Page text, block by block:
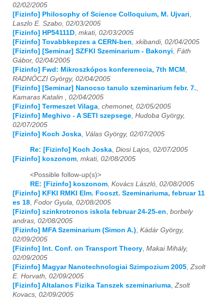
2011 01 02
2012 01 02 03 04 06 07 08 09
2013 01 02 03 04 05 06 07 08 09 10 11 12
2014 01 02 03 04 05 06 07 08 09 10 11 12
2015 01 02 03 04 05 06 07 08 09 10 11 12
2016 01 02 03 04 05 06 07 08 09 10 11 12
2017 01 02
01 02 03 04 05 06 07 08 09 10 11 12
01 02 03 04 05 06 07 08 09 10 11 12
2021 01 02 03 04 05 06 07
2022 01 02 03 05 06 07 09 10 11 12
2023 01 02 03 04 05 06 07 08 09 10 11 12
2024 01 02 03 04 05 06 07 08 09 10 11 12
2025 01 02 03 04 05 06 07 08 09 10 11 12
02/02/2005
[Fizinfo] Philosophy of Science Colloquium, M. Ujvari
Laszlo E. Szabo, 02/03/2005
[Fizinfo] HP54111D mkati, 02/03/2005
[Fizinfo] Tovabbkepzes a CERN-ben xkibandi, 02/04/2005
[Fizinfo] [Seminar] SZFKI Szeminarium - Bakonyi Fáth
Gábor, 02/04/2005
[Fizinfo] Fwd: Mikroszkópos konferenecia, 7th MCM
RADNÓCZI György, 02/04/2005
[Fizinfo] [Seminar] Nanocso tanulo szeminarium febr. 7.
Kamaras Katalin , 02/04/2005
[Fizinfo] Termeszet Vilaga chemonet, 02/05/2005
[Fizinfo] Meghivo - A SETI szepsege Hudoba György,
02/07/2005
[Fizinfo] Koch Joska Válas György, 02/07/2005
Re: [Fizinfo] Koch Joska, Diosi Lajos, 02/07/2005
[Fizinfo] koszonom, mkati, 02/08/2005
<Possible follow-up(s)>
RE: [Fizinfo] koszonom, Kovács László, 02/08/2005
[Fizinfo] KFKI RMKI Elm. Fooszt. Szeminariuma, februar 11
es 18, Fodor Gyula, 02/08/2005
[Fizinfo] szinkrotronos iskola februar 24-25-en, borbely
andras, 02/08/2005
[Fizinfo] MFA Szeminarium (Simon A.), Kádár György,
02/09/2005
[Fizinfo] Int. Conf. on Transport Theory, Makai Mihály,
02/09/2005
[Fizinfo] Magyar Nanotechnologiai Szimpozium 2005,Zsolt
E. Horvath, 02/09/2005
[Fizinfo] Altalanos Fizika Tanszek szeminariuma,Zsolt
Kovacs, 02/09/2005